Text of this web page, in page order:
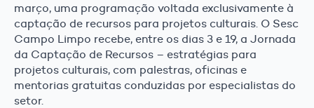
março, uma programação voltada exclusivamente à
captação de recursos para projetos culturais. O Sesc
Campo Limpo recebe, entre os dias 3 e 19, a Jornada
da Captação de Recursos – estratégias para
projetos culturais, com palestras, oficinas e
mentorias gratuitas conduzidas por especialistas do
setor.